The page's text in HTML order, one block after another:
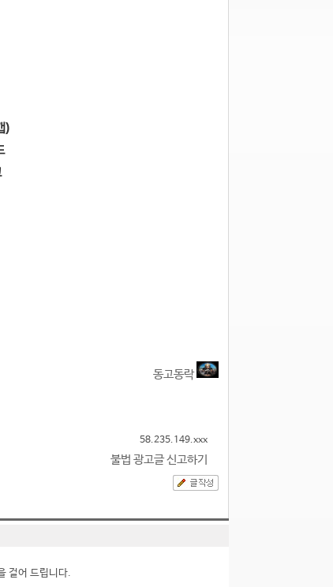
)
동고동락
58.235.149.xxx
불법 광고글 신고하기
걸어 드립니다.